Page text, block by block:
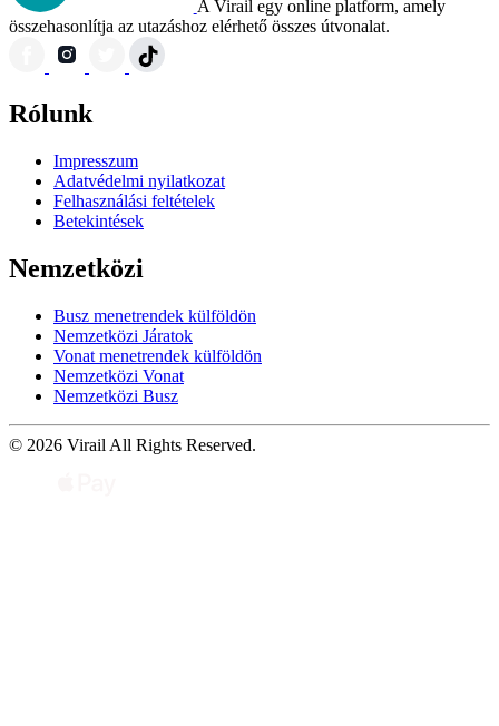
A Virail egy online platform, amely
összehasonlítja az utazáshoz elérhető összes útvonalat.
Rólunk
Impresszum
Adatvédelmi nyilatkozat
Felhasználási feltételek
Betekintések
Nemzetközi
Busz menetrendek külföldön
Nemzetközi Járatok
Vonat menetrendek külföldön
Nemzetközi Vonat
Nemzetközi Busz
© 2026 Virail All Rights Reserved.